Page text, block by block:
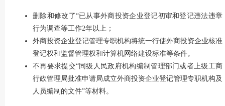
删除和修改了“已从事外商投资企业登记初审和登记违法违章
行为调查等工作2年以上；
外商投资企业登记管理专职机构将统一行使外商投资企业核准
登记权和监督管理权和计算机网络建设标准等条件。
不再要求提交“同级人民政府机构编制管理部门或者上级工商
行政管理局批准申请局成立外商投资企业登记管理专职机构及
人员编制的文件”等材料。